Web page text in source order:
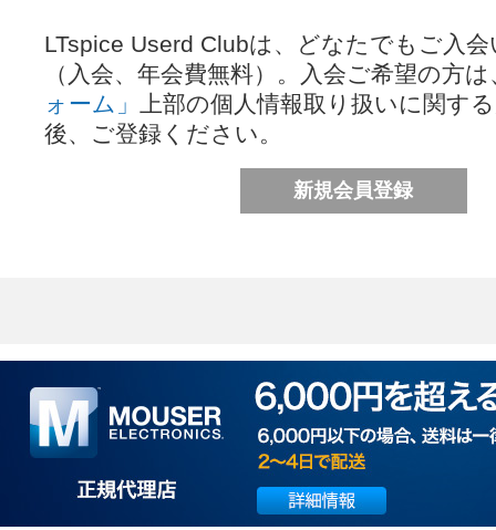
LTspice Userd Clubは、どなたでもご入
（入会、年会費無料）。入会ご希望の方は
ォーム」
上部の個人情報取り扱いに関す
後、ご登録ください。
新規会員登録